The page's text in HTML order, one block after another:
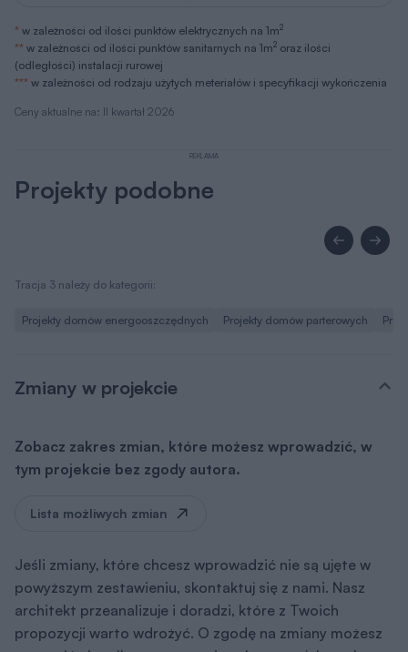
Ceny aktualne na: II kwartał 2026
* w zależności od ilości punktów elektrycznych na 1m2
** w zależności od ilości punktów sanitarnych na 1m2 oraz ilości
(odległości) instalacji rurowej
*** w zależności od rodzaju użytych meteriałów i specyfikacji wykończenia
REKLAMA
Projekty podobne
Tracja 3 należy do kategorii:
Projekty domów energooszczędnych Projekty domów parterowych
Zmiany w projekcie
Zobacz zakres zmian, które możesz wprowadzić, w
tym projekcie bez zgody autora.
Lista możliwych zmian
Jeśli zmiany, które chcesz wprowadzić nie są ujęte w
powyższym zestawieniu, skontaktuj się z nami. Nasz
architekt przeanalizuje i doradzi, które z Twoich
propozycji warto wdrożyć. O zgodę na zmiany możesz